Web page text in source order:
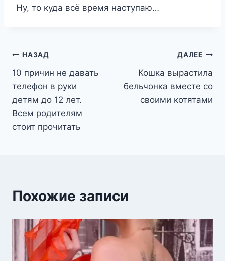
Ну, то куда всё время наступаю…
Навигация
по
записям
НАЗАД
10 причин не давать
телефон в руки
детям до 12 лет.
Всем родителям
стоит прочитать
ДАЛЕЕ
Кошка вырастила
бельчонка вместе со
своими котятами
Похожие записи